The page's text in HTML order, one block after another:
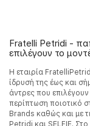
Fratelli Petridi -
επιλέγουν το
Η εταιρία
ίδρυσή της έως και
άντρες που
περίπτωση ποιοτικό
Brands καθώς και με
Petridi και SELFIE. Στο